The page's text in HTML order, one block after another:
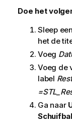
Doe het
Sleep
het de
Voeg
Voeg de
label
Ga naar